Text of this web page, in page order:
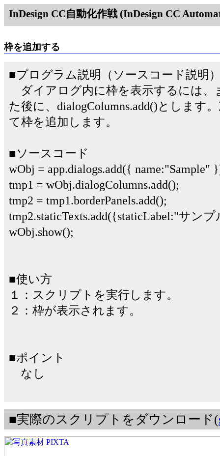
InDesign CC自動化作戦 (InDesign CC
枠を追加する
■プログラム説明（ソースコード説明
ダイアログ内に枠を表示するには、
た後に、dialogColumns.add()とします
て枠を追加します。
■ソースコード
wObj = app.dialogs.add({ name:"Sample"
tmp1 = wObj.dialogColumns.add();
tmp2 = tmp1.borderPanels.add();
tmp2.staticTexts.add({staticLabel:"サン
wObj.show();
■使い方
１：スクリプトを実行します。
２：枠が表示されます。
■ポイント
なし
■実際のスクリプトをダウンロード(